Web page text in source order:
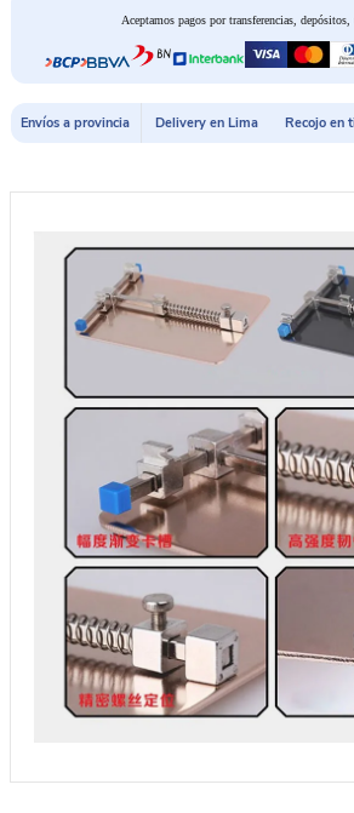
Aceptamos pagos por transferencias,
Envíos a provincia Delivery en Lima Recojo en